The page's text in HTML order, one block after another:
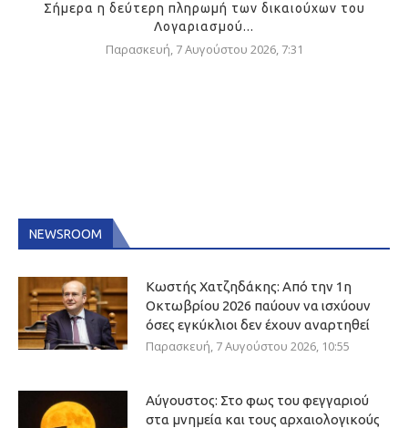
Σήμερα η δεύτερη πληρωμή των δικαιούχων του
Λογαριασμού...
Παρασκευή, 7 Αυγούστου 2026, 7:31
NEWSROOM
Κωστής Χατζηδάκης: Από την 1η
Οκτωβρίου 2026 παύουν να ισχύουν
όσες εγκύκλιοι δεν έχουν αναρτηθεί
Παρασκευή, 7 Αυγούστου 2026, 10:55
Αύγουστος: Στο φως του φεγγαριού
στα μνημεία και τους αρχαιολογικούς